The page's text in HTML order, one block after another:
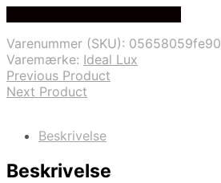
Varenummer (SKU): 05658059fe90
Varemærke: Ideal Lux
Previous Product
Next Product
Beskrivelse
Beskrivelse